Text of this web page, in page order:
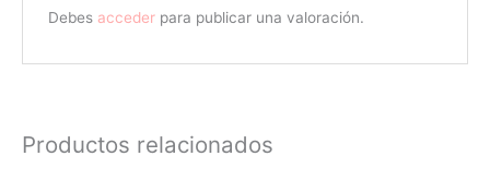
Debes accederpara publicar una valoración.
Productos relacionados